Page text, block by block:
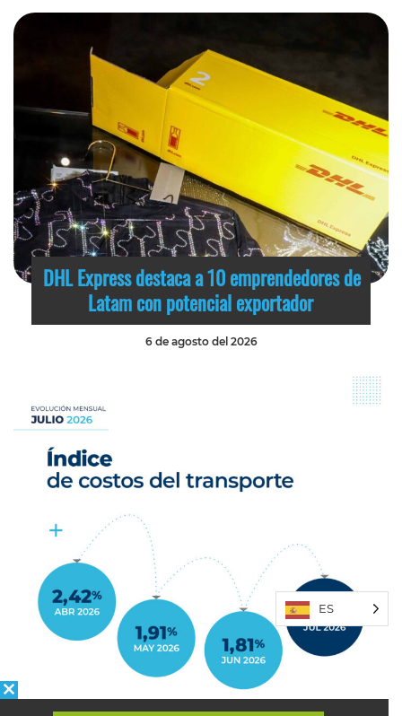
DHL Express destaca a 10 emprendedores de
Latam con potencial exportador
6 de agosto del 2026
ES